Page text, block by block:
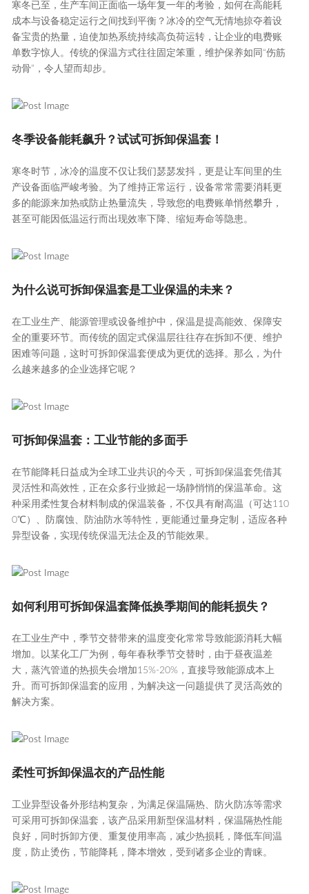
寒冬已至，生产车间正面临一场年复一年的考验，如何在高能耗
成本与设备稳定运行之间找到平衡？冰冷的空气无情地掠夺着设
备宝贵的热量，迫使加热系统持续高负荷运转，让企业的电费账
单数字惊人。传统的保温方式往往固定笨重，维护保养如同“伤筋
动骨”，令人望而却步。
冬季设备能耗飙升？试试可拆卸保温套！
寒冬时节，冰冷的温度不仅让我们瑟瑟发抖，更是让车间里的生
产设备面临严峻考验。为了维持正常运行，设备常常需要消耗更
多的能源来加热或防止热量流失，导致您的电费账单悄然攀升，
甚至可能因低温运行而出现效率下降、缩短寿命等隐患。
为什么说可拆卸保温套是工业保温的未来？
在工业生产、能源管理或设备维护中，保温是提高能效、保障安
全的重要环节。而传统的固定式保温层往往存在拆卸不便、维护
困难等问题，这时可拆卸保温套便成为更优的选择。那么，为什
么越来越多的企业选择它呢？
可拆卸保温套：工业节能的多面手
在节能降耗日益成为全球工业共识的今天，可拆卸保温套凭借其
灵活性和高效性，正在众多行业掀起一场静悄悄的保温革命。这
种采用柔性复合材料制成的保温装备，不仅具有耐高温（可达110
0℃）、防腐蚀、防油防水等特性，更能通过量身定制，适应各种
异型设备，实现传统保温无法企及的节能效果。
如何利用可拆卸保温套降低换季期间的能耗损失？
在工业生产中，季节交替带来的温度变化常常导致能源消耗大幅
增加。以某化工厂为例，每年春秋季节交替时，由于昼夜温差
大，蒸汽管道的热损失会增加15%-20%，直接导致能源成本上
升。而可拆卸保温套的应用，为解决这一问题提供了灵活高效的
解决方案。
柔性可拆卸保温衣的产品性能
工业异型设备外形结构复杂，为满足保温隔热、防火防冻等需求
可采用可拆卸保温套，该产品采用新型保温材料，保温隔热性能
良好，同时拆卸方便、重复使用率高，减少热损耗，降低车间温
度，防止烫伤，节能降耗，降本增效，受到诸多企业的青睐。